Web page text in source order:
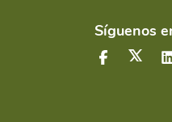
Síguenos